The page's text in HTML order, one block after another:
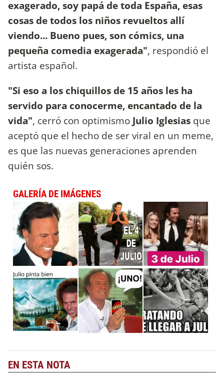
exagerado, soy papá de toda España, esas
cosas de todos los niños revueltos allí
viendo... Bueno pues, son cómics, una
pequeña comedia exagerada", respondió el
artista español.
"Si eso a los chiquillos de 15 años les ha
servido para conocerme, encantado de la
vida", cerró con optimismo Julio Iglesias que
aceptó que el hecho de ser viral en un meme,
es que las nuevas generaciones aprenden
quién sos.
GALERÍA DE IMÁGENES
EN ESTA NOTA